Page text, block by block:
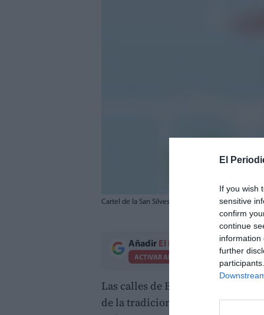
El
If you wish
sensitive
confirm
continue
information
further
Cartel de la San Silvestre de Benidorm.
Añadir El Periodico de Aquí
ACTIVAR AHORA
Las calles de Benidorm volverán
de la tradicional carrera San